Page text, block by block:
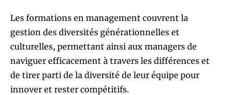
Les formations en management couvrent la
gestion des diversités générationnelles et
culturelles, permettant ainsi aux managers de
naviguer efficacement à travers les différences et
de tirer parti de la diversité de leur équipe pour
innover et rester compétitifs.